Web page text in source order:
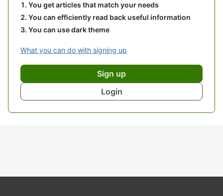
You get articles that match your needs
You can efficiently read back useful information
You can use dark theme
What you can do with signing up
Sign up
Login